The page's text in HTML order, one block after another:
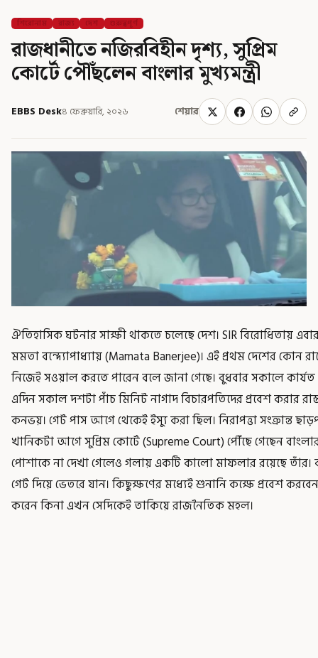
শিরোনাম রাজ্য দেশ গুরুত্বপূর্ণ
রাজধানীতে নজিরবিহীন দৃশ্য, সুপ্রিম
কোর্টে পৌঁছলেন বাংলার মুখ্যমন্ত্রী
EBBS Desk৪ ফেব্রুয়ারি, ২০২৬ শেয়ার
ঐতিহাসিক ঘটনার সাক্ষী থাকতে চলেছে দেশ। SIR বিরোধিতায়
মমতা বন্দ্যোপাধ্যায় (Mamata Banerjee)। এই প্রথম দেশের কোন
নিজেই সওয়াল করতে পারেন বলে জানা গেছে। বুধবার সকালে
এদিন সকাল দশটা পাঁচ মিনিট নাগাদ বিচারপতিদের প্রবেশ করার
কনভয়। গেট পাস আগে থেকেই ইস্যু করা ছিল। নিরাপত্তা সংক্রান্ত
খানিকটা আগে সুপ্রিম কোর্টে (Supreme Court) পৌঁছে গেছেন
পোশাকে না দেখা গেলেও গলায় একটি কালো মাফলার রয়েছে তাঁর।
গেট দিয়ে ভেতরে যান। কিছুক্ষণের মধ্যেই শুনানি কক্ষে প্রবেশ
করেন কিনা এখন সেদিকেই তাকিয়ে রাজনৈতিক মহল।